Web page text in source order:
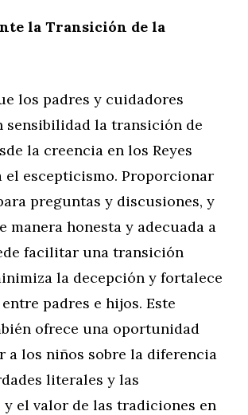
la Transición de la
los padres y cuidadores
sensibilidad la transición de
la creencia en los Reyes
el escepticismo. Proporcionar
preguntas y discusiones, y
manera honesta y adecuada a
facilitar una transición
la decepción y fortalece
padres e hijos. Este
ofrece una oportunidad
a los niños sobre la diferencia
literales y las
y el valor de las tradiciones en